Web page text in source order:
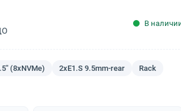
В
(8xNVMe) 2xE1.S 9.5mm-rear Rack